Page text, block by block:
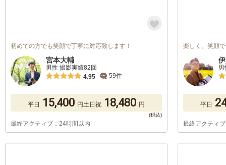
初めての方でも笑顔で丁寧に対応致します！
宮本大輔
男性 撮影実績82回
4.95
59件
平日 15,400 円土日祝 18,480 円
最終アクティブ：24時間以内
楽しく、笑顔
平日
最終アクティ